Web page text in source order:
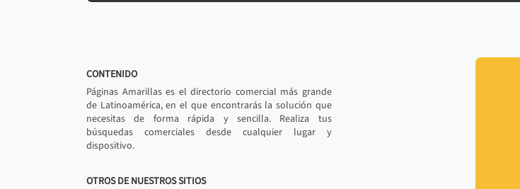
CONTENIDO
Páginas Amarillas es el directorio comercial más grande
de Latinoamérica, en el que encontrarás la solución que
necesitas de forma rápida y sencilla. Realiza tus
búsquedas comerciales desde cualquier lugar y
dispositivo.
OTROS DE NUESTROS SITIOS